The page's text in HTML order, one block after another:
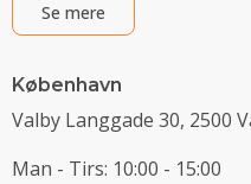
Se mere
København
Valby Langgade 30, 2500
Man - Tirs: 10:00 - 15:00